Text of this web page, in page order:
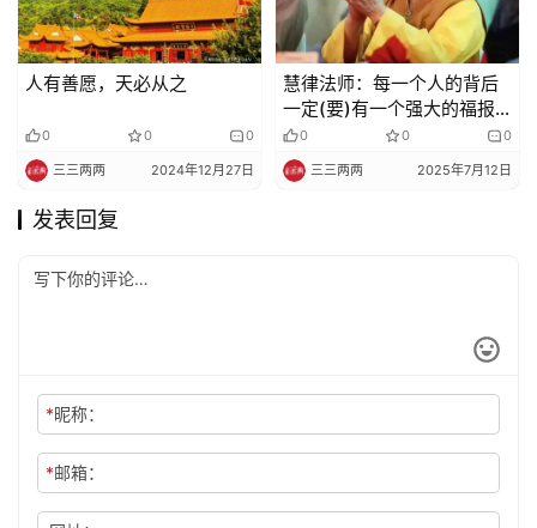
人有善愿，天必从之
0 0 0
三三两两 2024年12月27日
慧律法师：每一个人的背后
一定(要)有一个强大的福报
在顶着
0 0 0
三三两两 2025年7月12日
发表回复
*昵称：
*邮箱：